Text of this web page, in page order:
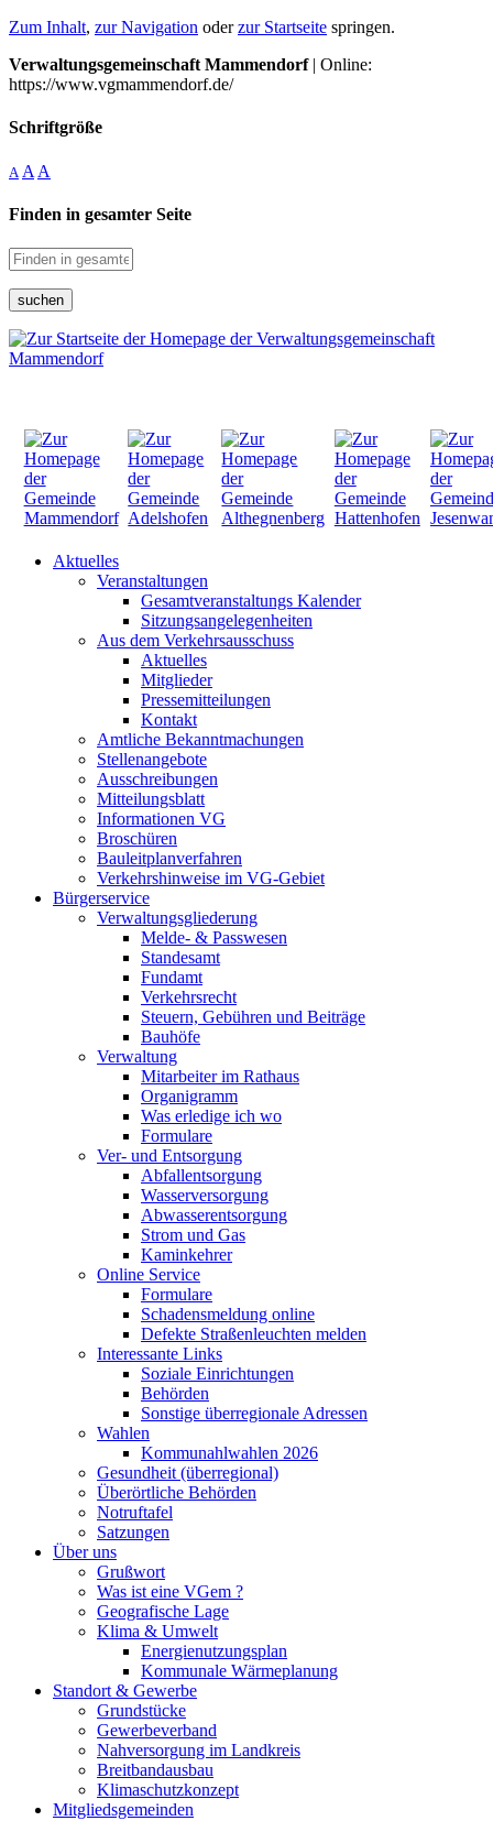
Zum Inhalt, zur Navigation oderzur Startseite springen.
Verwaltungsgemeinschaft Mammendorf| Online:
https://www.vgmammendorf.de/
Schriftgröße
A A A
Finden in gesamter Seite
suchen
Aktuelles
Veranstaltungen
Gesamtveranstaltungs Kalender
Sitzungsangelegenheiten
Aus dem Verkehrsausschuss
Aktuelles
Mitglieder
Pressemitteilungen
Kontakt
Amtliche Bekanntmachungen
Stellenangebote
Ausschreibungen
Mitteilungsblatt
Informationen VG
Broschüren
Bauleitplanverfahren
Verkehrshinweise im VG-Gebiet
Bürgerservice
Verwaltungsgliederung
Melde- & Passwesen
Standesamt
Fundamt
Verkehrsrecht
Steuern, Gebühren und Beiträge
Bauhöfe
Verwaltung
Mitarbeiter im Rathaus
Organigramm
Was erledige ich wo
Formulare
Ver- und Entsorgung
Abfallentsorgung
Wasserversorgung
Abwasserentsorgung
Strom und Gas
Kaminkehrer
Online Service
Formulare
Schadensmeldung online
Defekte Straßenleuchten melden
Interessante Links
Soziale Einrichtungen
Behörden
Sonstige überregionale Adressen
Wahlen
Kommunahlwahlen 2026
Gesundheit (überregional)
Überörtliche Behörden
Notruftafel
Satzungen
Über uns
Grußwort
Was ist eine VGem ?
Geografische Lage
Klima & Umwelt
Energienutzungsplan
Kommunale Wärmeplanung
Standort & Gewerbe
Grundstücke
Gewerbeverband
Nahversorgung im Landkreis
Breitbandausbau
Klimaschutzkonzept
Mitgliedsgemeinden